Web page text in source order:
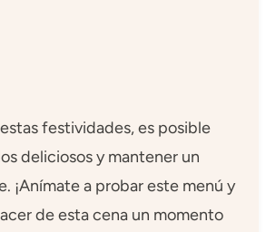
festividades, es posible
deliciosos y mantener un
¡Anímate a probar este menú y
de esta cena un momento